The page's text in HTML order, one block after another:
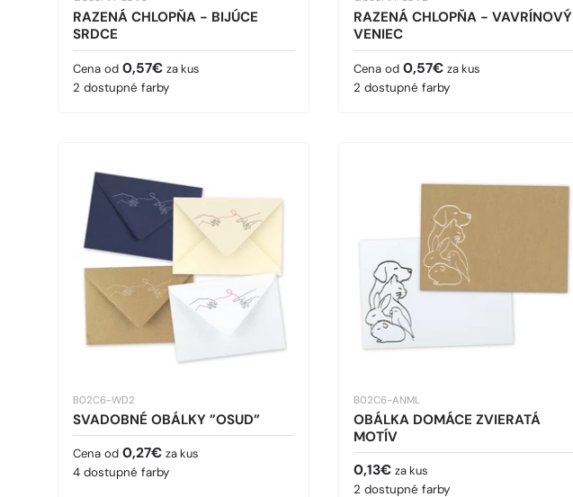
RAZENÁ CHLOPŇA - BIJÚCE
SRDCE
Bežná cena
Cena od 0,57€ za kus
2 dostupné farby
RAZENÁ CHLOPŇA - VAVRÍNOVÝ
VENIEC
Bežná cena
Cena od 0,57€ za kus
2 dostupné farby
B02C6-WD2
SVADOBNÉ OBÁLKY ”OSUD”
Bežná cena
Cena od 0,27€ za kus
4 dostupné farby
B02C6-ANML
OBÁLKA DOMÁCE ZVIERATÁ
MOTÍV
Bežná cena
0,13€ za kus
2 dostupné farby